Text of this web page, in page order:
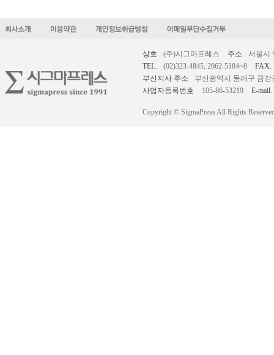
상호 (주)시그마프레스 주소
서울시
TEL.
(02)323-4845, 2062-5184~8
FAX.
부산지사 주소
부산광역시 동래구 금강
사업자등록번호
105-86-53219 E-mail.
Copyright © SigmaPress All Rights